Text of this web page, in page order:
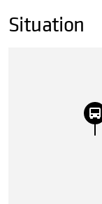
Situation